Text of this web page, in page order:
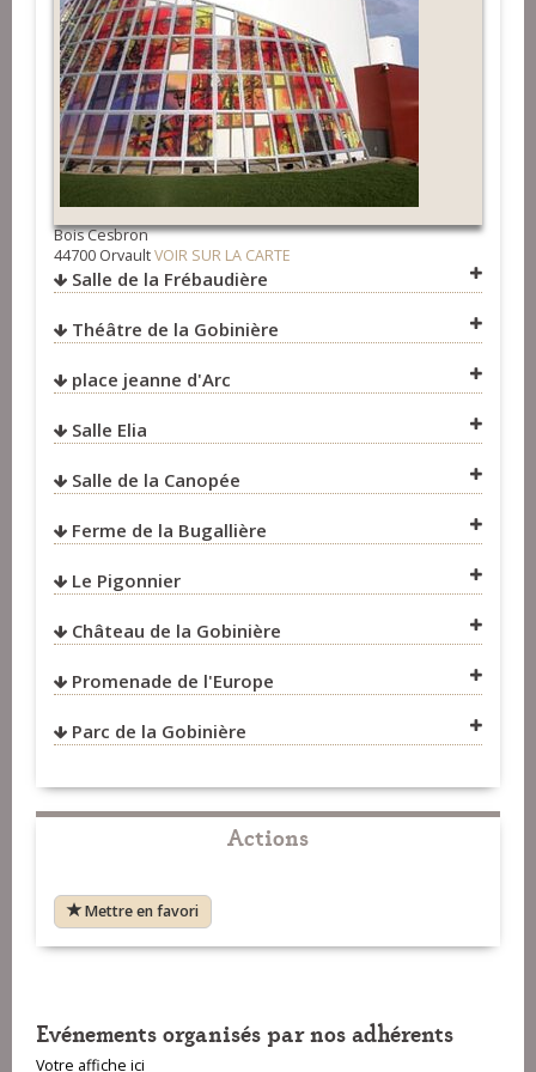
Bois Cesbron
44700 OrvaultVOIR SUR LA CARTE
Salle de la Frébaudière
VOIR SUR LA CARTE
Théâtre de la Gobinière
place jeanne d'Arc
Salle Elia
Salle de la Canopée
VOIR SUR LA CARTE
Ferme de la Bugallière
VOIR SUR LA CARTE
Le Pigonnier
Château de la Gobinière
VOIR SUR LA CARTE
Promenade de l'Europe
VOIR SUR LA CARTE
Parc de la Gobinière
VOIR SUR LA CARTE
Actions
Mettre en favori
Evénements organisés par nos adhérents
Votre affiche ici